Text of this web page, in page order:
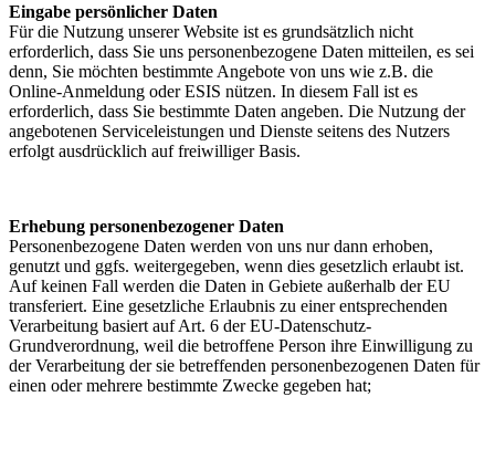
Eingabe persönlicher Daten
Für die Nutzung unserer Website ist es grundsätzlich nicht
erforderlich, dass Sie uns personenbezogene Daten mitteilen, es sei
denn, Sie möchten bestimmte Angebote von uns wie z.B. die
Online-Anmeldung oder ESIS nützen. In diesem Fall ist es
erforderlich, dass Sie bestimmte Daten angeben. Die Nutzung der
angebotenen Serviceleistungen und Dienste seitens des Nutzers
erfolgt ausdrücklich auf freiwilliger Basis.
Erhebung personenbezogener Daten
Personenbezogene Daten werden von uns nur dann erhoben,
genutzt und ggfs. weitergegeben, wenn dies gesetzlich erlaubt ist.
Auf keinen Fall werden die Daten in Gebiete außerhalb der EU
transferiert. Eine gesetzliche Erlaubnis zu einer entsprechenden
Verarbeitung basiert auf Art. 6 der EU-Datenschutz-
Grundverordnung, weil die betroffene Person ihre Einwilligung zu
der Verarbeitung der sie betreffenden personenbezogenen Daten für
einen oder mehrere bestimmte Zwecke gegeben hat;